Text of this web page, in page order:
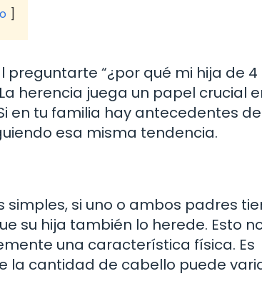
“¿por qué mi hija de 4
herencia juega un papel crucial
en tu familia hay antecedentes de
esa misma tendencia.
si uno o ambos padres
su hija también lo herede. Esto
una característica física. Es
la cantidad de cabello puede